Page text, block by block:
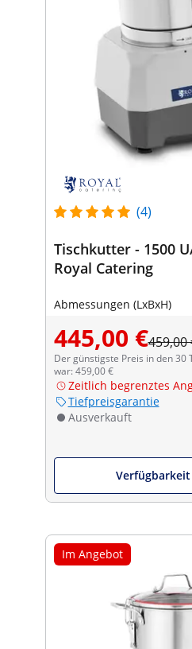
(4)
Tischkutter - 1500
Royal Catering
Abmessungen (LxBxH)
445,00 €459,00
Der günstigste Preis in den 30
war: 459,00 €
Zeitlich begrenztes
Tiefpreisgarantie
Ausverkauft
Im Angebot